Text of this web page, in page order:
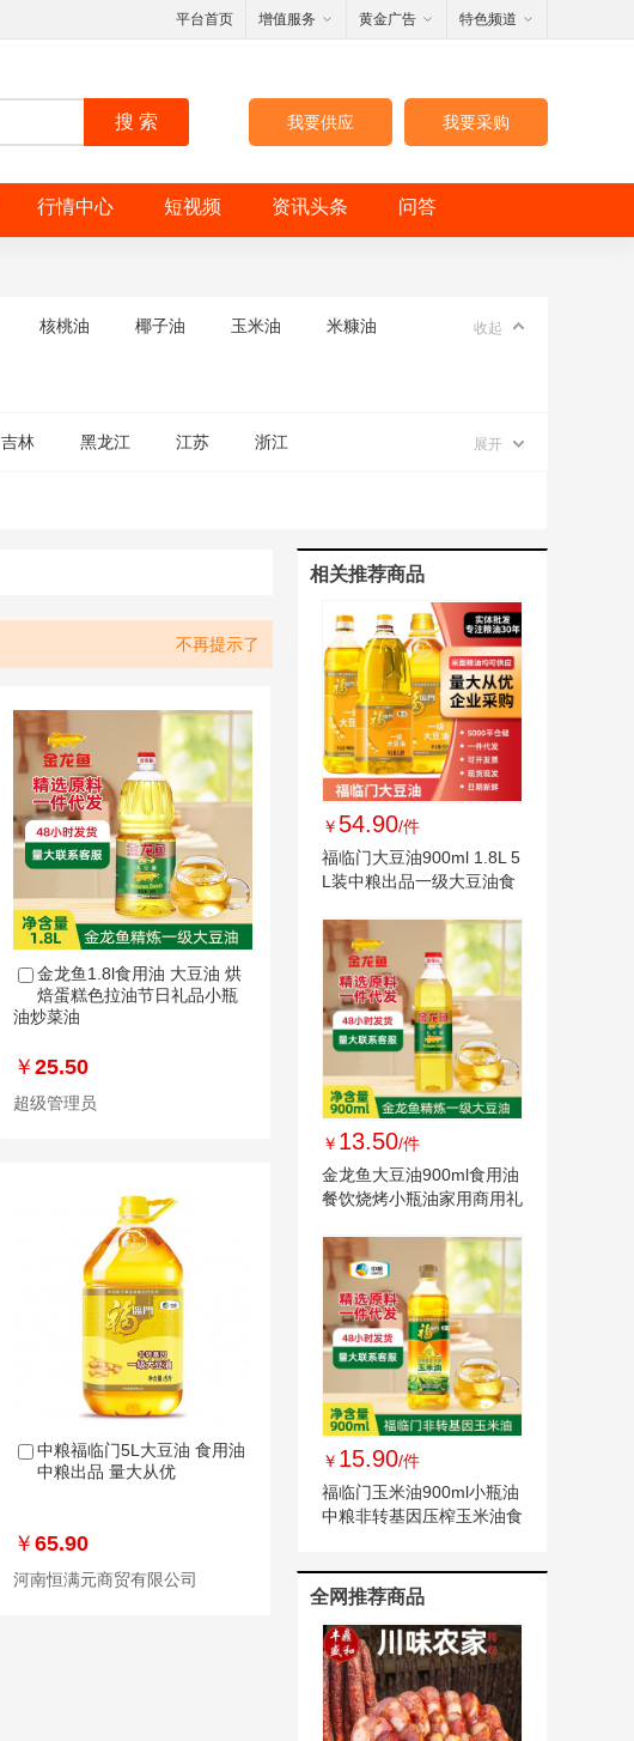
平台首页 增值服务 黄金广告 特色频道
搜 索 我要采购
我要供应
行情中心 短视频 资讯头条 问答
核桃油 椰子油 玉米油 米糠油 收起
吉林 黑龙江 江苏 浙江 展开
不再提示了
金龙鱼1.8l食用油 大豆油 烘
焙蛋糕色拉油节日礼品小瓶
油炒菜油
￥ 25.50
超级管理员
中粮福临门5L大豆油 食用油
中粮出品 量大从优
￥ 65.90
河南恒满元商贸有限公司
相关推荐商品
￥ 54.90/件
福临门大豆油900ml 1.8L 5
L装中粮出品一级大豆油食
￥ 13.50/件
金龙鱼大豆油900ml食用油
餐饮烧烤小瓶油家用商用礼
￥ 15.90/件
福临门玉米油900ml小瓶油
中粮非转基因压榨玉米油食
全网推荐商品